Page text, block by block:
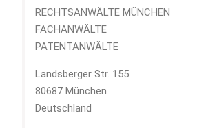
RECHTSANWÄLTE MÜNCHEN
FACHANWÄLTE
PATENTANWÄLTE
Landsberger Str. 155
80687 München
Deutschland